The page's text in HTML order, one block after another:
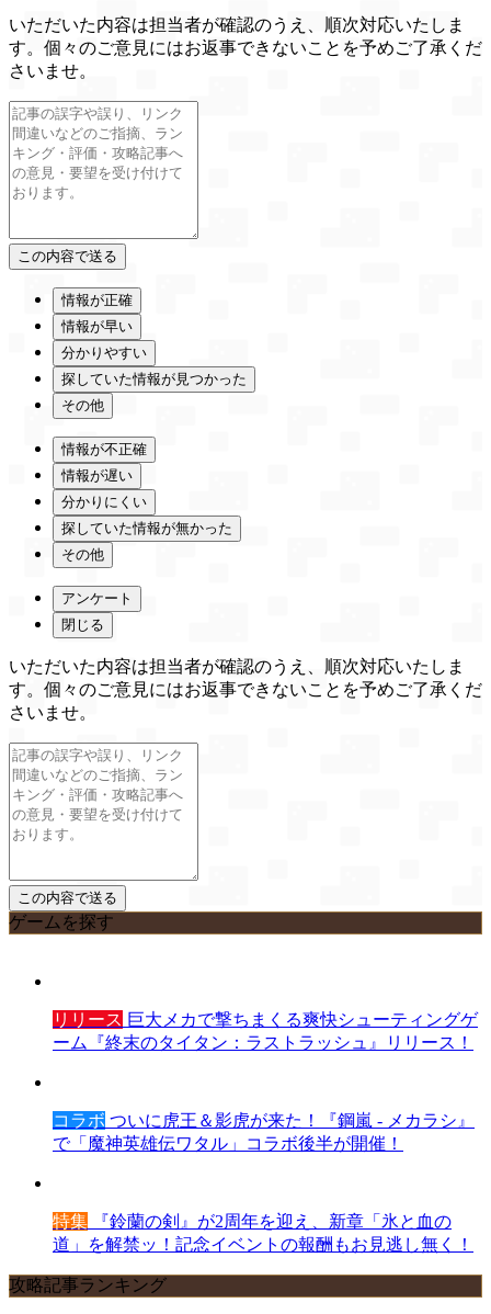
いただいた内容は担当者が確認のうえ、順次対応いたしま
す。個々のご意見にはお返事できないことを予めご了承くだ
さいませ。
情報が正確
情報が早い
分かりやすい
探していた情報が見つかった
その他
情報が不正確
情報が遅い
分かりにくい
探していた情報が無かった
その他
アンケート
閉じる
いただいた内容は担当者が確認のうえ、順次対応いたしま
す。個々のご意見にはお返事できないことを予めご了承くだ
さいませ。
ゲームを探す
リリース 巨大メカで撃ちまくる爽快シューティングゲ
ーム『終末のタイタン：ラストラッシュ』リリース！
コラボ ついに虎王＆影虎が来た！『鋼嵐 - メカラシ』
で「魔神英雄伝ワタル」コラボ後半が開催！
特集 『鈴蘭の剣』が2周年を迎え、新章「氷と血の
道」を解禁ッ！記念イベントの報酬もお見逃し無く！
攻略記事ランキング